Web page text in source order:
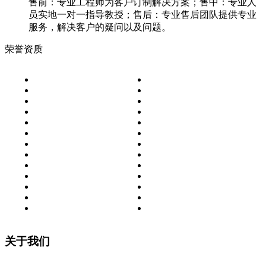
售前：专业工程师为客户订制解决方案；售中：专业人
员实地一对一指导教授；售后：专业售后团队提供专业
服务，解决客户的疑问以及问题。
荣誉资质
关于我们